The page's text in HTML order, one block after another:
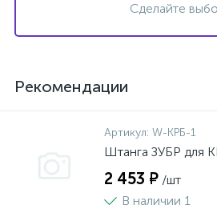
Сделайте
Рекомендации
Артикул: W-КРБ-1
Штанга ЗУБР для
2 453 ₽ /шт
В наличии 1